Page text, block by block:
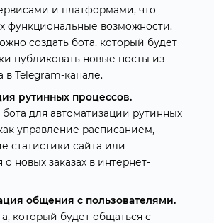
и платформами, что
функциональные возможности.
создать бота, который будет
публиковать новые посты из
в Telegram-канале.
рутинных процессов.
бота для автоматизации рутинных
управление расписанием,
статистики сайта или
новых заказах в интернет-
общения с пользователями.
который будет общаться с